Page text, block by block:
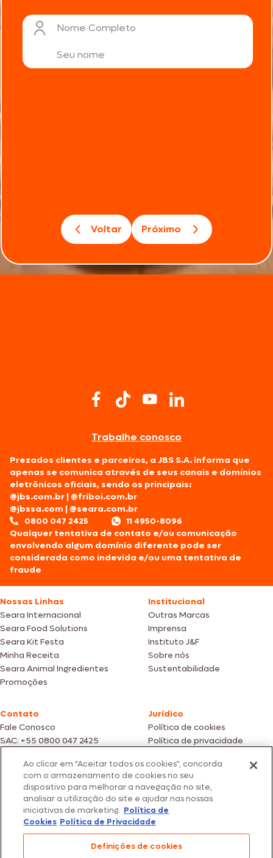
Nome Completo
Voltar Próximo
Trabalhe conosco
Prezados clientes e parceiros, a JBS S.A. informa que
apenas se comunica através de seus canais e domínios
eletrônicos oficiais, sendo os principais:
@jbs.com.br |@friboi.com.br
@jbssa.com |@seara.com.br
0800 047 2425
11 4950-8096
Qualquer tentativa de contato e/ou comunicação
envolvendo algum domínio diferente pode ser
considerada como indevida e/ou uma tentativa de
fraude
Nossas Linhas
Seara Internacional
Seara Food Solutions
Seara Kit Festa
Minha Receita
Seara Animal Ingredientes
Promoções
Institucional
Outras Marcas
Imprensa
Instituto J&F
Sobre nós
Sustentabilidade
Contato
Fale Conosco
SAC: +55 0800 047 2425
Jurídico
Política de cookies
Política de privacidade
Fotos meramente ilustrativas | Ofertas válidas enquanto durarem os
estoques dos nossos parceiros | Vendas sujeitas a análise e confirmação
de dados.
Os preços, promoções e condições de pagamento são válidos
exclusivamente para compras efetuadas em nossos parceiros.
Todos os produtos estão sujeitos a disponibilidade de estoque.
São Paulo/SP – CEP 05.118-100
Ao clicar em "Aceitar todos os cookies", concorda
com o armazenamento de cookies no seu
dispositivo para melhorar a navegação no site,
analisar a utilização do site e ajudar nas nossas
iniciativas de marketing. Política de
Cookies Política de Privacidade
Definições de cookies